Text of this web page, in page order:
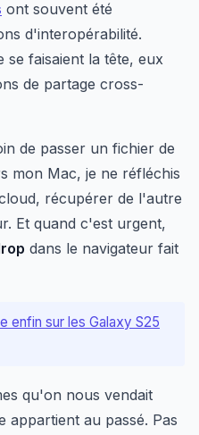
ont souvent été
d'interopérabilité.
se faisaient la tête, eux
de partage cross-
de passer un fichier de
mon Mac, je ne réfléchis
récupérer de l'autre
Et quand c'est urgent,
dans le navigateur fait
enfin sur les Galaxy S25
qu'on nous vendait
appartient au passé. Pas